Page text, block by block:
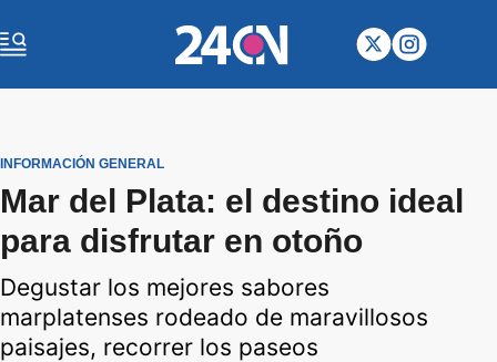
INFORMACIÓN GENERAL
Mar del Plata: el destino ideal
para disfrutar en otoño
Degustar los mejores sabores
marplatenses rodeado de maravillosos
paisajes, recorrer los paseos